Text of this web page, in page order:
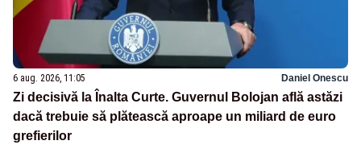
6 aug. 2026, 11:05 Daniel Onescu
Zi decisivă la Înalta Curte. Guvernul Bolojan află astăzi
dacă trebuie să plătească aproape un miliard de euro
grefierilor